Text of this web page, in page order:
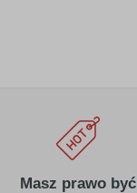
Masz prawo być